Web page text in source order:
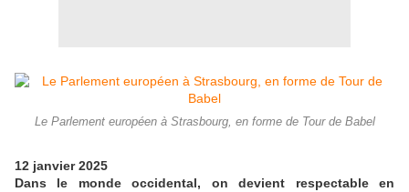
Le Parlement européen à Strasbourg, en forme de Tour de Babel
12 janvier 2025
Dans le monde occidental, on devient respectable en